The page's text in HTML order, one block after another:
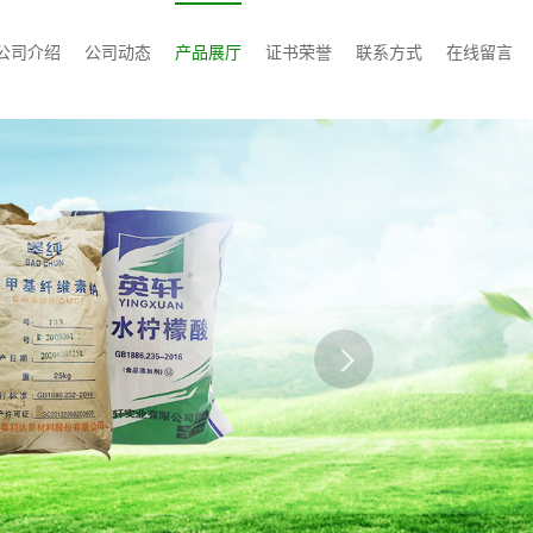
司介绍 公司动态 产品展厅 证书荣誉 联系方式 在线留言